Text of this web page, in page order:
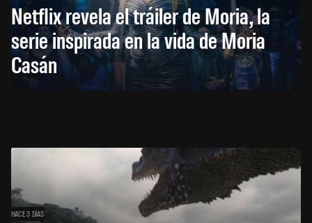
Netflix revela el tráiler de Moria, la
serie inspirada en la vida de Moria
Casán
HACE 3 DÍAS